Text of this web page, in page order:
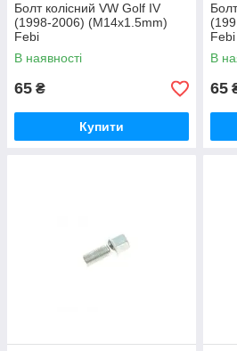
Болт колісний VW Golf IV
(1998-2006) (M14x1.5mm)
Febi
В наявності
65 ₴
Купити
Febi
В
65